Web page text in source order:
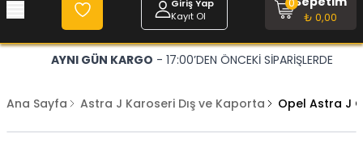
Giriş Yap
Kayıt Ol
₺ 0,00
0
AYNI GÜN KARGO - 17:00’DEN ÖNCEKİ SİPARİŞLERDE
Ana Sayfa Astra J Karoseri Dış ve Kaporta Opel Astra J